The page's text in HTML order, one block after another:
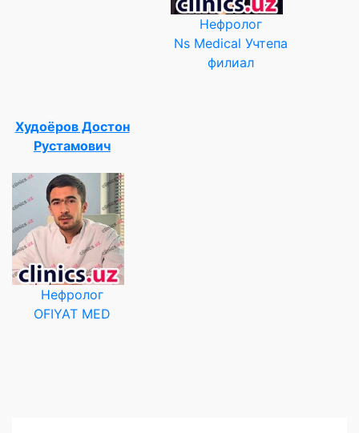
Нефролог
Ns Medical Учтепа
филиал
Худоёров Достон
Рустамович
Нефролог
OFIYAT MED